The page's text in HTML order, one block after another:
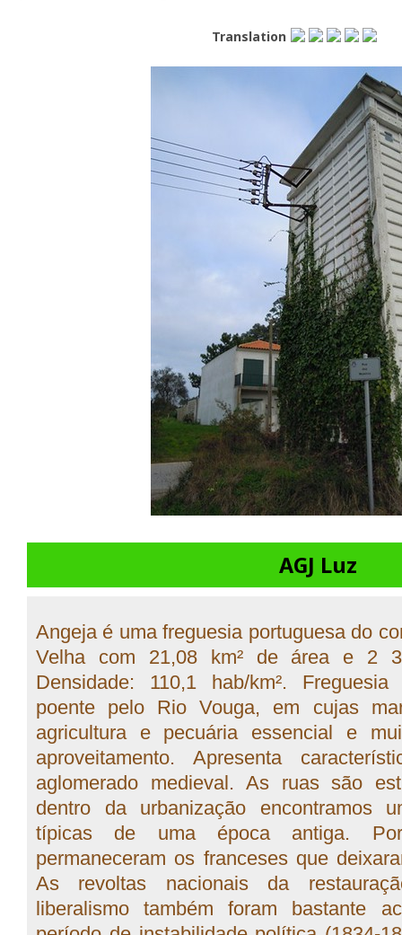
Translation
AGJ Luz
Angeja é uma freguesia portuguesa do
Velha com 21,08 km² de área e 2
Densidade: 110,1 hab/km².
poente pelo Rio Vouga, em cujas
agricultura e pecuária essencial e
aproveitamento. Apresenta
aglomerado medieval. As ruas são
dentro da urbanização encontramos
típicas de uma época antiga.
permaneceram os franceses que
As revoltas nacionais da
liberalismo também foram bastante